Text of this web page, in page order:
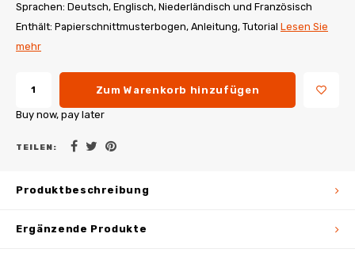
Sprachen: Deutsch, Englisch, Niederländisch und Französisch
Enthält: Papierschnittmusterbogen, Anleitung, Tutorial Lesen Sie
mehr
Zum Warenkorb hinzufügen
Buy now, pay later
TEILEN:
Produktbeschreibung
Ergänzende Produkte